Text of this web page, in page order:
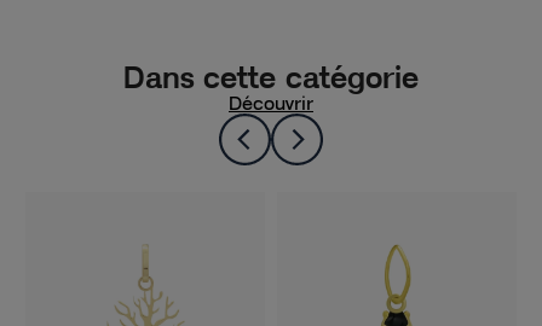
Dans cette catégorie
Découvrir